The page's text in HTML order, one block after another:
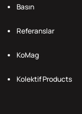
Basın
Referanslar
KoMag
Kolektif Products